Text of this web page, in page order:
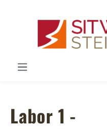
Labor 1 -